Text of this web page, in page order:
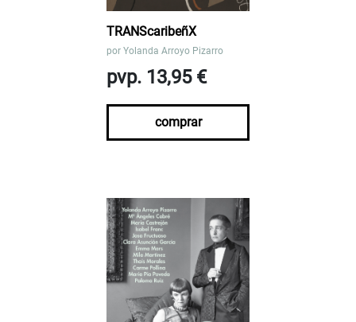
TRANScaribeñX
por Yolanda Arroyo Pizarro
pvp. 13,95 €
comprar